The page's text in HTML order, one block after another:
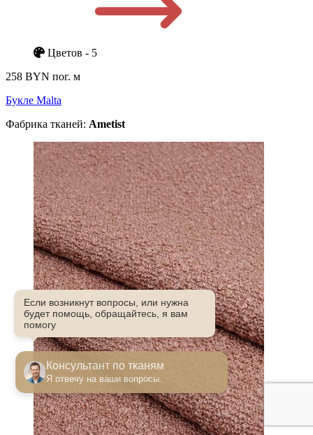
Если возникнут вопросы, или нужна
будет помощь, обращайтесь, я вам
помогу
Консультант по тканям
Я отвечу на ваши вопросы.
Цветов - 5
258 BYN пог. м
Букле Malta
Фабрика тканей: Ametist